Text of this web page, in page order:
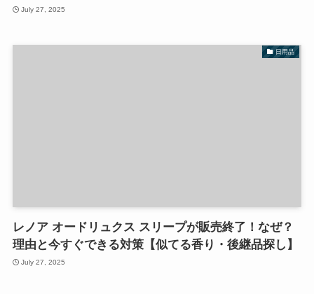
July 27, 2025
日用品
レノア オードリュクス スリープが販売終了！なぜ？
理由と今すぐできる対策【似てる香り・後継品探し】
July 27, 2025